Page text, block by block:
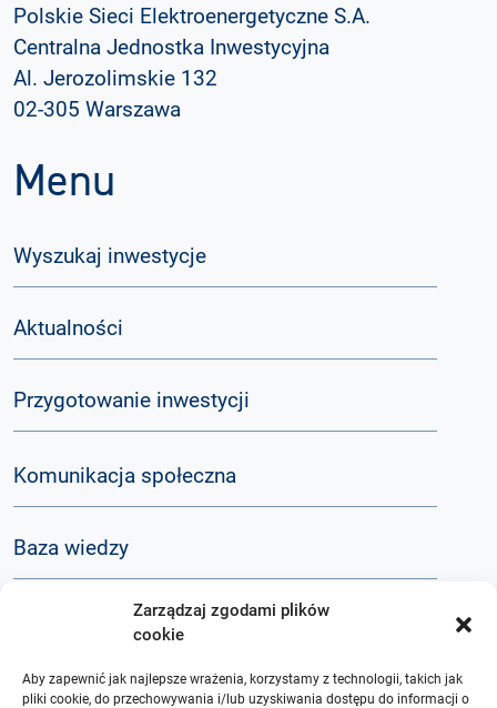
Zarządzaj zgodami plików
cookie
Aby zapewnić jak najlepsze wrażenia, korzystamy z technologii, takich jak
pliki cookie, do przechowywania i/lub uzyskiwania dostępu do informacji o
Polskie Sieci Elektroenergetyczne S.A.
Centralna Jednostka Inwestycyjna
Al. Jerozolimskie 132
02-305 Warszawa
Menu
Wyszukaj inwestycje
Aktualności
Przygotowanie inwestycji
Komunikacja społeczna
Baza wiedzy
O nas